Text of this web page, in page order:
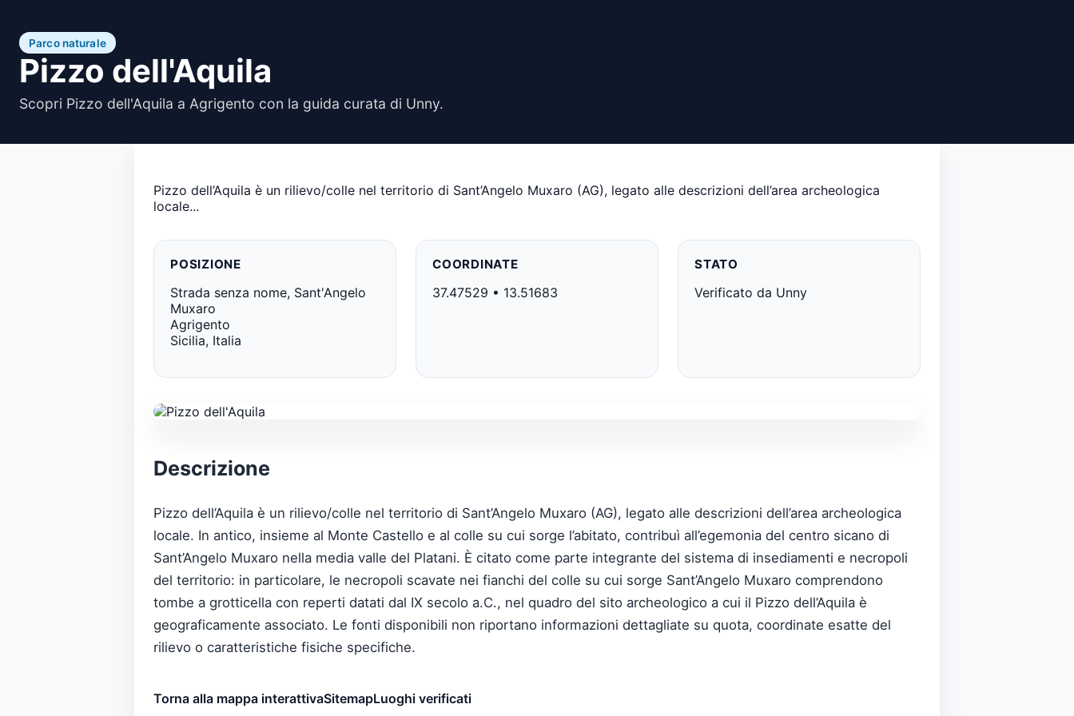
Parco naturale
Pizzo dell'Aquila
Scopri Pizzo dell'Aquila a Agrigento con la guida curata di Unny.
Pizzo dell’Aquila è un rilievo/colle nel territorio di Sant’Angelo Muxaro (AG), legato alle descrizioni dell’area archeologica
locale...
POSIZIONE
Strada senza nome, Sant'Angelo
Muxaro
Agrigento
Sicilia, Italia
COORDINATE
37.47529 • 13.51683
STATO
Verificato da Unny
Descrizione
Pizzo dell’Aquila è un rilievo/colle nel territorio di Sant’Angelo Muxaro (AG), legato alle descrizioni dell’area archeologica
locale. In antico, insieme al Monte Castello e al colle su cui sorge l’abitato, contribuì all’egemonia del centro sicano di
Sant’Angelo Muxaro nella media valle del Platani. È citato come parte integrante del sistema di insediamenti e necropoli
del territorio: in particolare, le necropoli scavate nei fianchi del colle su cui sorge Sant’Angelo Muxaro comprendono
tombe a grotticella con reperti datati dal IX secolo a.C., nel quadro del sito archeologico a cui il Pizzo dell’Aquila è
geograficamente associato. Le fonti disponibili non riportano informazioni dettagliate su quota, coordinate esatte del
rilievo o caratteristiche fisiche specifiche.
Torna alla mappa interattivaSitemapLuoghi verificati